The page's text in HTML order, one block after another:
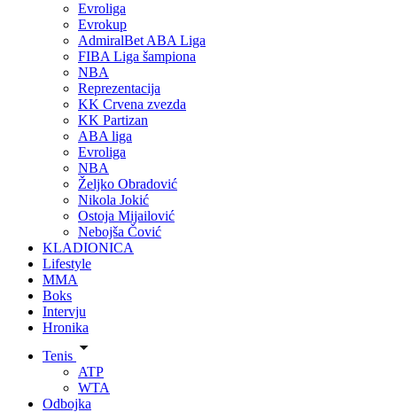
Evroliga
Evrokup
AdmiralBet ABA Liga
FIBA Liga šampiona
NBA
Reprezentacija
KK Crvena zvezda
KK Partizan
ABA liga
Evroliga
NBA
Željko Obradović
Nikola Jokić
Ostoja Mijailović
Nebojša Čović
KLADIONICA
Lifestyle
MMA
Boks
Intervju
Hronika
Tenis
ATP
WTA
Odbojka